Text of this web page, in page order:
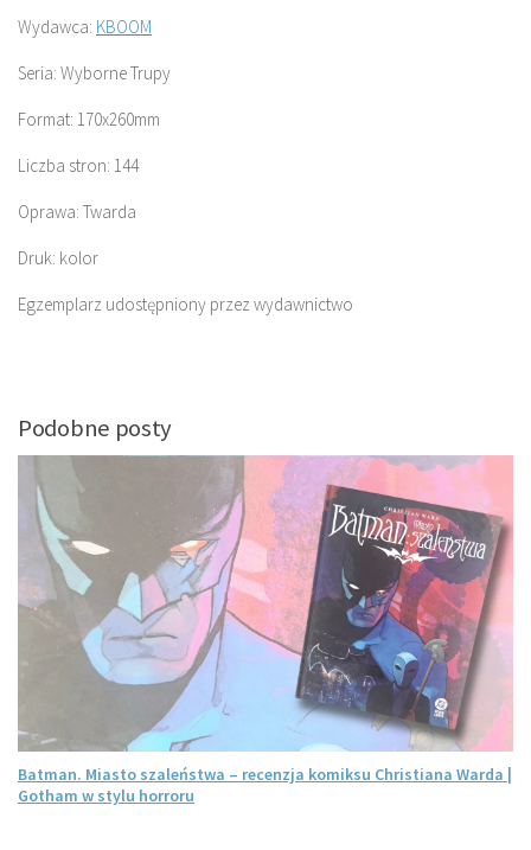
Wydawca: KBOOM
Seria: Wyborne Trupy
Format: 170x260mm
Liczba stron: 144
Oprawa: Twarda
Druk: kolor
Egzemplarz udostępniony przez wydawnictwo
Podobne posty
Batman. Miasto szaleństwa – recenzja komiksu Christiana Warda |
Gotham w stylu horroru